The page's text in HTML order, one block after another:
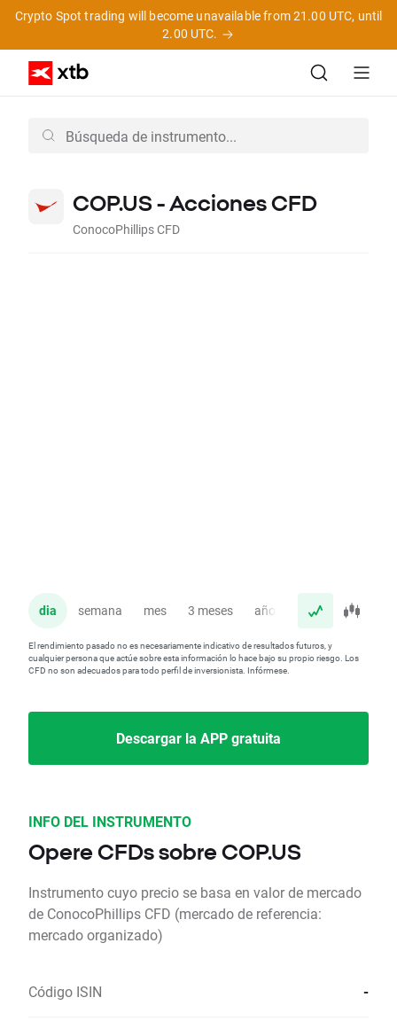
Crypto Spot trading will become unavailable from 21.00 UTC, until
2.00 UTC.
COP.US - Acciones CFD
ConocoPhillips CFD
dia semana mes 3 meses año
El rendimiento pasado no es necesariamente indicativo de resultados futuros, y
cualquier persona que actúe sobre esta información lo hace bajo su propio riesgo. Los
CFD no son adecuados para todo perfil de inversionista. Infórmese.
Descargar la APP gratuita
INFO DEL INSTRUMENTO
Opere CFDs sobre COP.US
Instrumento cuyo precio se basa en valor de mercado
de ConocoPhillips CFD (mercado de referencia:
mercado organizado)
Código ISIN -